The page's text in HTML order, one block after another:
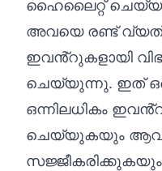
ഹൈലൈറ്റ്
അവയെ രണ്ട്
ഇവൻ്റുകളായി
ചെയ്യുന്നു. ഇത്
ഒന്നിലധികം
ചെയ്യുകയും